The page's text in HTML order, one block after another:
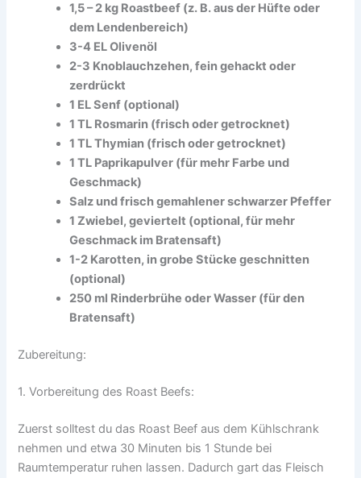
1,5 – 2 kg Roastbeef (z. B. aus der Hüfte oder
dem Lendenbereich)
3-4 EL Olivenöl
2-3 Knoblauchzehen, fein gehackt oder
zerdrückt
1 EL Senf (optional)
1 TL Rosmarin (frisch oder getrocknet)
1 TL Thymian (frisch oder getrocknet)
1 TL Paprikapulver (für mehr Farbe und
Geschmack)
Salz und frisch gemahlener schwarzer Pfeffer
1 Zwiebel, geviertelt (optional, für mehr
Geschmack im Bratensaft)
1-2 Karotten, in grobe Stücke geschnitten
(optional)
250 ml Rinderbrühe oder Wasser (für den
Bratensaft)
Zubereitung:
1. Vorbereitung des Roast Beefs:
Zuerst solltest du das Roast Beef aus dem Kühlschrank
nehmen und etwa 30 Minuten bis 1 Stunde bei
Raumtemperatur ruhen lassen. Dadurch gart das Fleisch